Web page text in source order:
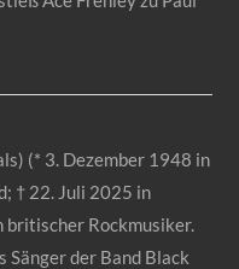
(* 3. Dezember 1948 in
† 22. Juli 2025 in
britischer Rockmusiker.
Sänger der Band Black